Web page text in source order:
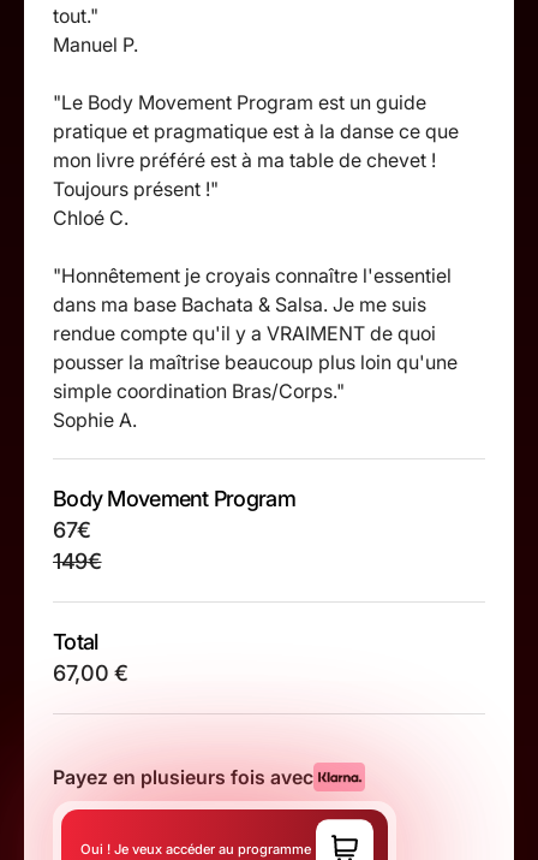
tout."
Manuel P.
"Le Body Movement Program est un guide
pratique et pragmatique est à la danse ce que
mon livre préféré est à ma table de chevet !
Toujours présent !"
Chloé C.
"Honnêtement je croyais connaître l'essentiel
dans ma base Bachata & Salsa. Je me suis
rendue compte qu'il y a VRAIMENT de quoi
pousser la maîtrise beaucoup plus loin qu'une
simple coordination Bras/Corps."
Sophie A.
Body Movement Program
67€
149€
Total
67,00 €
Payez en plusieurs fois avec
Oui ! Je veux accéder au programme